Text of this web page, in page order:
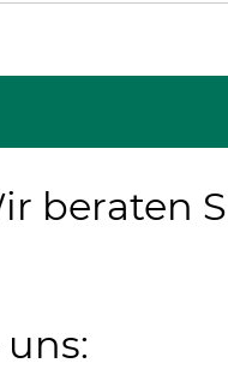
beraten